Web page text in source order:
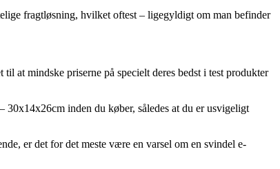
fragtløsning, hvilket oftest – ligegyldigt om man befinder
at mindske priserne på specielt deres bedst i test produkter
inden du køber, således at du er usvigeligt
er det for det meste være en varsel om en svindel e-